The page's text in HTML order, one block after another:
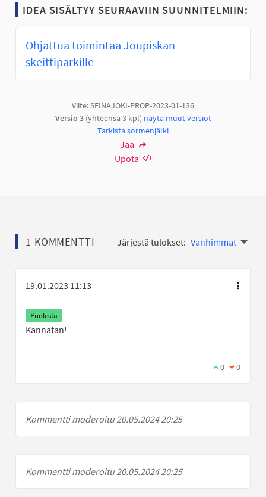
IDEA SISÄLTYY SEURAAVIIN SUUNNITELMIIN:
Ohjattua toimintaa Joupiskan
skeittiparkille
Viite: SEINAJOKI-PROP-2023-01-136
Versio 3(yhteensä 3 kpl) näytä muut versiot
Tarkista sormenjälki
Jaa
Upota
1 KOMMENTTI Järjestä tulokset: Vanhimmat
19.01.2023 11:13
Puolesta
Kannatan!
Olen samaa
0 Olen eri
0
Kommentti moderoitu 20.05.2024 20:25
Kommentti moderoitu 20.05.2024 20:25